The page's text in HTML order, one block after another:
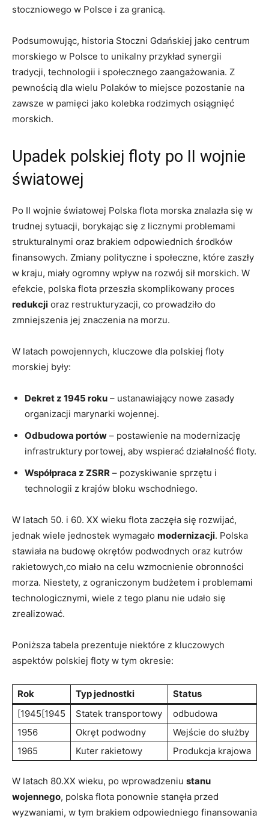
⁤stoczniowego⁤ w Polsce i za granicą.
Podsumowując, historia Stoczni Gdańskiej jako centrum
morskiego w Polsce to unikalny ⁤przykład synergii
‌tradycji, technologii ​i społecznego zaangażowania. Z
pewnością⁤ dla wielu Polaków to miejsce pozostanie na
zawsze w pamięci jako kolebka rodzimych osiągnięć
morskich.
Upadek‍ polskiej floty po II wojnie
światowej
Po II wojnie światowej Polska flota morska znalazła się w
trudnej sytuacji, borykając się z licznymi problemami
strukturalnymi oraz brakiem odpowiednich środków
finansowych. Zmiany polityczne i społeczne, które zaszły
w ⁢kraju, miały‌ ogromny wpływ na ⁢rozwój sił morskich. W
efekcie, polska ⁤flota przeszła ‍skomplikowany proces
redukcji oraz restrukturyzacji, co prowadziło do
‍zmniejszenia jej znaczenia na morzu.
W latach powojennych, kluczowe dla polskiej‍ floty
morskiej były:
Dekret z 1945 roku – ustanawiający ‍nowe zasady
organizacji‌ marynarki wojennej.
Odbudowa portów – ​postawienie na ​modernizację
infrastruktury portowej, aby wspierać działalność floty.
Współpraca‍ z ZSRR – pozyskiwanie sprzętu i
‍technologii⁣ z krajów bloku wschodniego.
W latach ‌50. ​i⁢ 60.⁤ XX wieku flota zaczęła⁢ się rozwijać,⁢
jednak wiele jednostek wymagało modernizacji. Polska
stawiała na budowę okrętów⁣ podwodnych⁣ oraz‍ kutrów
⁣rakietowych,co miało na celu wzmocnienie ​obronności‌
morza. Niestety, z ograniczonym‌ budżetem i‌ problemami
‌technologicznymi, wiele z tego⁣ planu‍ nie udało ⁤się
⁤zrealizować.
Poniższa⁣ tabela prezentuje niektóre z kluczowych
aspektów polskiej floty w tym okresie:
Rok Typ jednostki
Status
[1945[1945
Statek transportowy
odbudowa
1956
Okręt⁣ podwodny
Wejście do służby
1965
Kuter rakietowy Produkcja krajowa
W latach 80.XX wieku, po wprowadzeniu stanu
wojennego, polska flota ponownie stanęła przed
wyzwaniami, w ‍tym brakiem odpowiedniego finansowania